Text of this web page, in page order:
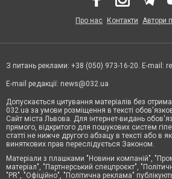
Про нас Контакти Автори
З питань реклами: +38 (050) 973-16-20. E-mail:
E-mail редакції: news@032.ua
Допускається цитування матеріалів без
032.ua за умови розміщення в тексті
Сайт міста Львова. Для інтернет-видань
прямого, відкритого для пошукових систем
статті не нижче другого абзацу в тексті або в
виняткових прав переслідується Законом.
Матеріали з плашками "Новини компаній",
матеріал", "Партнерський спецпроєкт",
"PR", "Офіційно", "Політична реклама"